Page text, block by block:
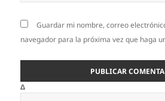
Guardar mi nombre, correo
navegador para la próxima vez que haga
Δ